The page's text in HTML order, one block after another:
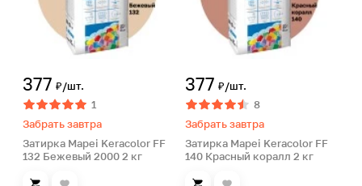
377 ₽/шт.
1
Забрать завтра
Затирка Mapei Keracolor FF
132 Бежевый 2000 2 кг
377 ₽/шт.
8
Забрать завтра
Затирка Mapei Keracolor FF
140 Красный коралл 2 кг